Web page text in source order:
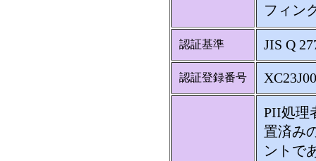
フィン
認証基準 JIS Q
認証登録番号
PII処理
置済み
ントで